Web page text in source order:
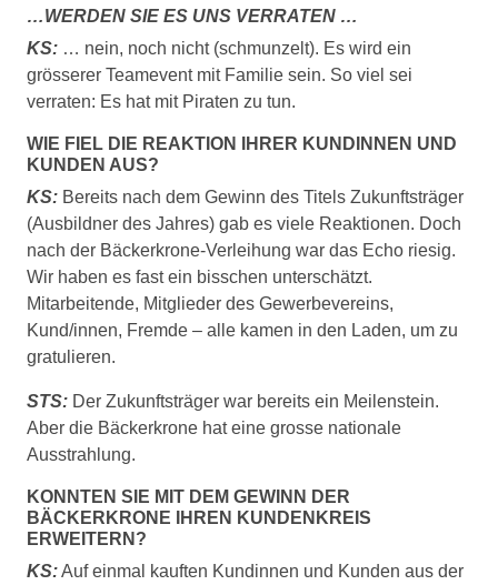
…WERDEN SIE ES UNS VERRATEN …
KS: … nein, noch nicht (schmunzelt). Es wird ein
grösserer Teamevent mit Familie sein. So viel sei
verraten: Es hat mit Piraten zu tun.
WIE FIEL DIE REAKTION IHRER KUNDINNEN UND
KUNDEN AUS?
KS: Bereits nach dem Gewinn des Titels Zukunftsträger
(Ausbildner des Jahres) gab es viele Reaktionen. Doch
nach der Bäckerkrone-Verleihung war das Echo riesig.
Wir haben es fast ein bisschen unterschätzt.
Mitarbeitende, Mitglieder des Gewerbevereins,
Kund/innen, Fremde – alle kamen in den Laden, um zu
gratulieren.
STS: Der Zukunftsträger war bereits ein Meilenstein.
Aber die Bäckerkrone hat eine grosse nationale
Ausstrahlung.
KONNTEN SIE MIT DEM GEWINN DER
BÄCKERKRONE IHREN KUNDENKREIS
ERWEITERN?
KS:Auf einmal kauften Kundinnen und Kunden aus der